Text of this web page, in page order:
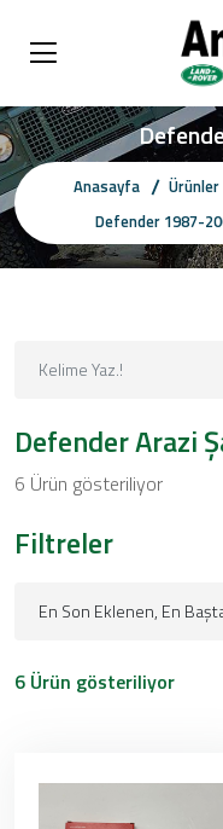
Anasayfa Ürünler
Defender 1987-
Defender Arazi
6 Ürün gösteriliyor
Filtreler
En Son Eklenen, En
6 Ürün gösteriliyor